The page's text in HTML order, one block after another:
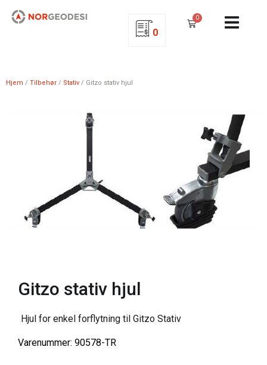
0
0
Hjem / Tilbehør / Stativ / Gitzo stativ hjul
Gitzo stativ hjul
Hjul for enkel forflytning til Gitzo Stativ
Varenummer: 90578-TR